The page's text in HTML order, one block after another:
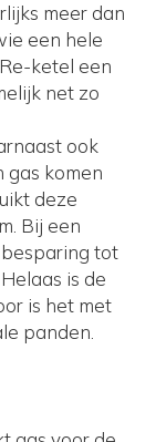
meer dan
een hele
ketel een
net zo
ook
gas komen
deze
Bij een
tot
is de
is het met
panden.